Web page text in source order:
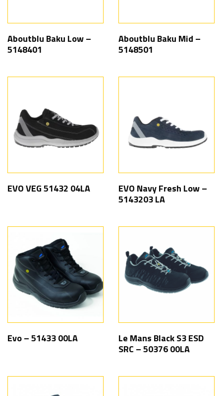
Aboutblu Baku Low –
5148401
Aboutblu Baku Mid –
5148501
EVO VEG 51432 04LA
EVO Navy Fresh Low –
5143203 LA
Evo – 51433 00LA
Le Mans Black S3 ESD
SRC – 50376 00LA